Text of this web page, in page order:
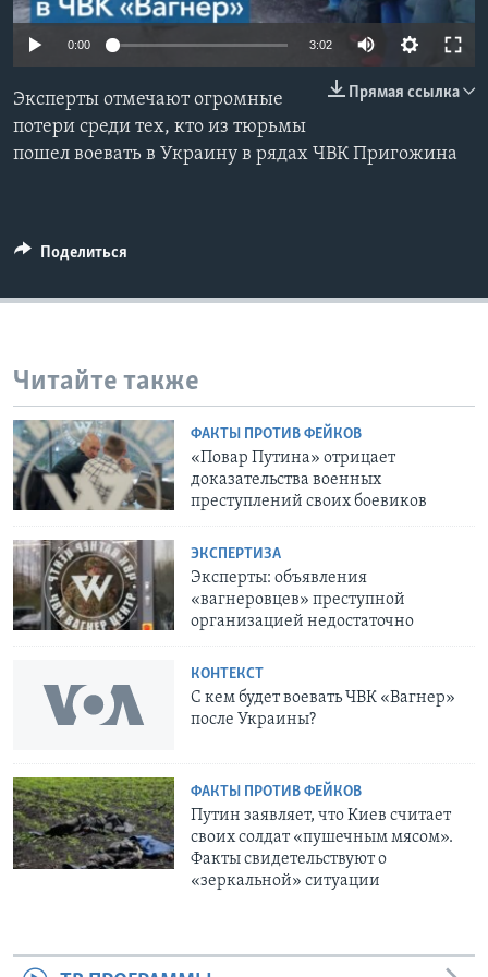
Learning English
СОЦИАЛЬНЫЕ СЕТИ
0:00 3:02
Прямая ссылка
Эксперты отмечают огромные
потери среди тех, кто из тюрьмы
пошел воевать в Украину в рядах ЧВК Пригожина
Поделиться
Читайте также
ФАКТЫ ПРОТИВ ФЕЙКОВ
«Повар Путина» отрицает
доказательства военных
преступлений своих боевиков
ЭКСПЕРТИЗА
Эксперты: объявления
«вагнеровцев» преступной
организацией недостаточно
КОНТЕКСТ
С кем будет воевать ЧВК «Вагнер»
после Украины?
ФАКТЫ ПРОТИВ ФЕЙКОВ
Путин заявляет, что Киев считает
своих солдат «пушечным мясом».
Факты свидетельствуют о
«зеркальной» ситуации